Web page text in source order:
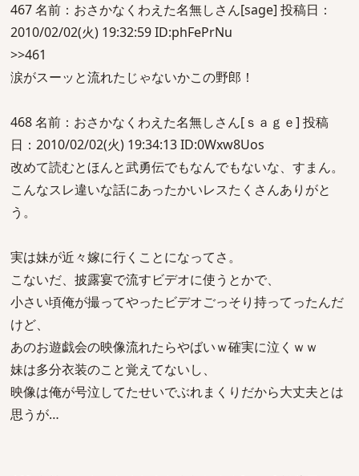
467 名前：おさかなくわえた名無しさん[sage] 投稿日：
2010/02/02(火) 19:32:59 ID:phFePrNu
>>461
涙がスーッと流れたじゃないかこの野郎！
468 名前：おさかなくわえた名無しさん[ｓａｇｅ] 投稿
日：2010/02/02(火) 19:34:13 ID:0Wxw8Uos
改めて読むとほんと武勇伝でもなんでもないな、すまん。
こんなスレ違いな話にあったかいレスたくさんありがと
う。
実は妹が近々嫁に行くことになってさ。
こないだ、披露宴で流すビデオに使うとかで、
小さい頃俺が撮ってやったビデオごっそり持ってったんだ
けど、
あのお遊戯会の映像流れたらやばいｗ確実に泣くｗｗ
妹は多分衣装のこと覚えてないし、
映像は俺が号泣してたせいでぶれまくりだから大丈夫とは
思うが…